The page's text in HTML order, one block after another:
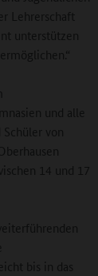
Lehrerschaft
unterstützen
und alle
von
14 und 17
bis in das